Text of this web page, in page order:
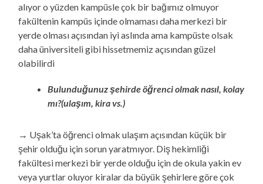
alıyor o yüzden kampüsle çok bir bağımız olmuyor
fakültenin kampüs içinde olmaması daha merkezi bir
yerde olması açısından iyi aslında ama kampüste olsak
daha üniversiteli gibi hissetmemiz açısından güzel
olabilirdi
Bulunduğunuz şehirde öğrenci olmak nasıl, kolay
mı?(ulaşım, kira vs.)
→ Uşak’ta öğrenci olmak ulaşım açısından küçük bir
şehir olduğu için sorun yaratmıyor. Diş hekimliği
fakültesi merkezi bir yerde olduğu için de okula yakin ev
veya yurtlar oluyor kiralar da büyük şehirlere göre çok